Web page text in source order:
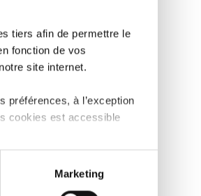
tiers afin de permettre le
fonction de vos
site internet.
préférences, à l’exception
cookies est accessible
sur les réseaux
Marketing
to be
to
to